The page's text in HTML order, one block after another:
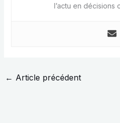
l’actu en décisions
← Article précédent